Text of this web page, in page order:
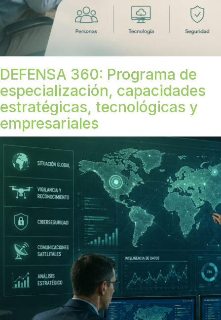
DEFENSA 360: Programa de
especialización, capacidades
estratégicas, tecnológicas y
empresariales